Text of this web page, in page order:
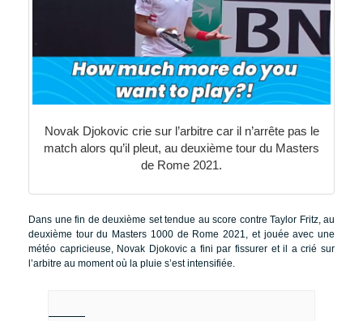
Novak Djokovic crie sur l’arbitre car il n’arrête pas le
match alors qu’il pleut, au deuxième tour du Masters
de Rome 2021.
Dans une fin de deuxième set tendue au score contre Taylor Fritz, au
deuxième tour du Masters 1000 de Rome 2021, et jouée avec une
météo capricieuse, Novak Djokovic a fini par fissurer et il a crié sur
l’arbitre au moment où la pluie s’est intensifiée.